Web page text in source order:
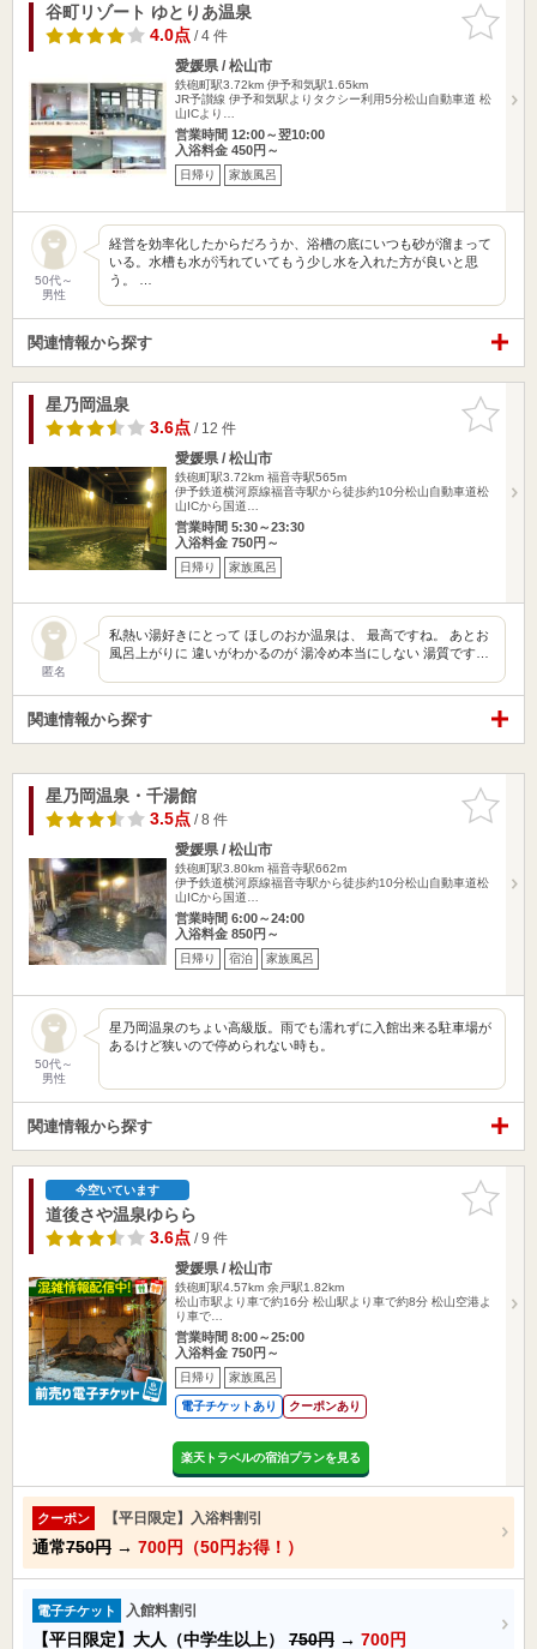
お気に入
りに追加
谷町リゾート ゆとりあ温泉
4.0点/ 4 件
愛媛県 / 松山市
鉄砲町駅3.72km 伊予和気駅1.65km
JR予讃線 伊予和気駅よりタクシー利用5分松山自動車道 松
山ICより…
営業時間 12:00～翌10:00
入浴料金 450円～
日帰り 家族風呂
50代～
男性
経営を効率化したからだろうか、浴槽の底にいつも砂が溜まって
いる。水槽も水が汚れていてもう少し水を入れた方が良いと思
う。 …
関連情報から探す
お気に入
りに追加
星乃岡温泉
3.6点/ 12 件
愛媛県 / 松山市
鉄砲町駅3.72km 福音寺駅565m
伊予鉄道横河原線福音寺駅から徒歩約10分松山自動車道松
山ICから国道…
営業時間 5:30～23:30
入浴料金 750円～
日帰り 家族風呂
匿名
私熱い湯好きにとって ほしのおか温泉は、 最高ですね。 あとお
風呂上がりに 違いがわかるのが 湯冷め本当にしない 湯質です…
関連情報から探す
お気に入
りに追加
星乃岡温泉・千湯館
3.5点/ 8 件
愛媛県 / 松山市
鉄砲町駅3.80km 福音寺駅662m
伊予鉄道横河原線福音寺駅から徒歩約10分松山自動車道松
山ICから国道…
営業時間 6:00～24:00
入浴料金 850円～
日帰り 宿泊 家族風呂
50代～
男性
星乃岡温泉のちょい高級版。雨でも濡れずに入館出来る駐車場が
あるけど狭いので停められない時も。
関連情報から探す
お気に入
りに追加
今空いています
道後さや温泉ゆらら
3.6点/ 9 件
愛媛県 / 松山市
鉄砲町駅4.57km 余戸駅1.82km
松山市駅より車で約16分 松山駅より車で約8分 松山空港よ
り車で…
営業時間 8:00～25:00
入浴料金 750円～
日帰り 家族風呂
電子チケットあり クーポンあり
楽天トラベルの宿泊プランを見る
クーポン 【平日限定】入浴料割引
通常750円 → 700円（50円お得！）
電子チケット 入館料割引
【平日限定】大人（中学生以上） 750円 → 700円